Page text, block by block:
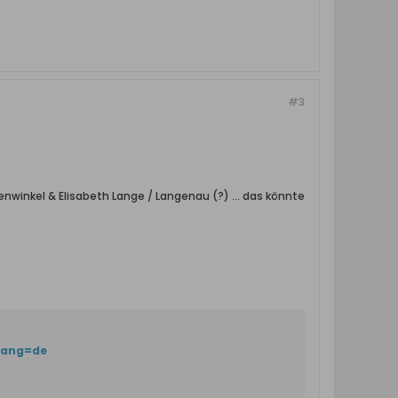
#3
& Elisabeth Lange / Langenau (?) ... das könnte